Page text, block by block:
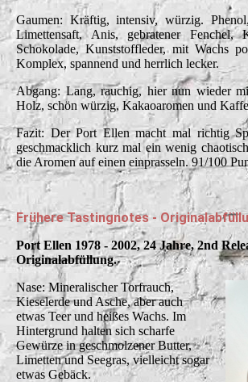
Gaumen: Kräftig, intensiv, würzig.
Limettensaft, Anis, gebratener Fenchel,
Schokolade, Kunststoffleder, mit Wachs
Komplex, spannend und herrlich lecker.
Abgang: Lang, rauchig, hier nun wieder
Holz, schön würzig, Kakaoaromen und
Fazit: Der Port Ellen macht mal richtig
geschmacklich kurz mal ein wenig
die Aromen auf einen einprasseln. 91/100
Frühere Tastingnotes -
Port Ellen 1978 - 2002, 24 Jahre, 2nd
Originalabfüllung.
Nase: Mineralischer Torfrauch,
Kieselerde und Asche, aber auch
etwas Teer und heißes Wachs. Im
Hintergrund halten sich scharfe
Gewürze in geschmolzener Butter,
Limetten und Seegras, vielleicht sogar
etwas Gebäck.